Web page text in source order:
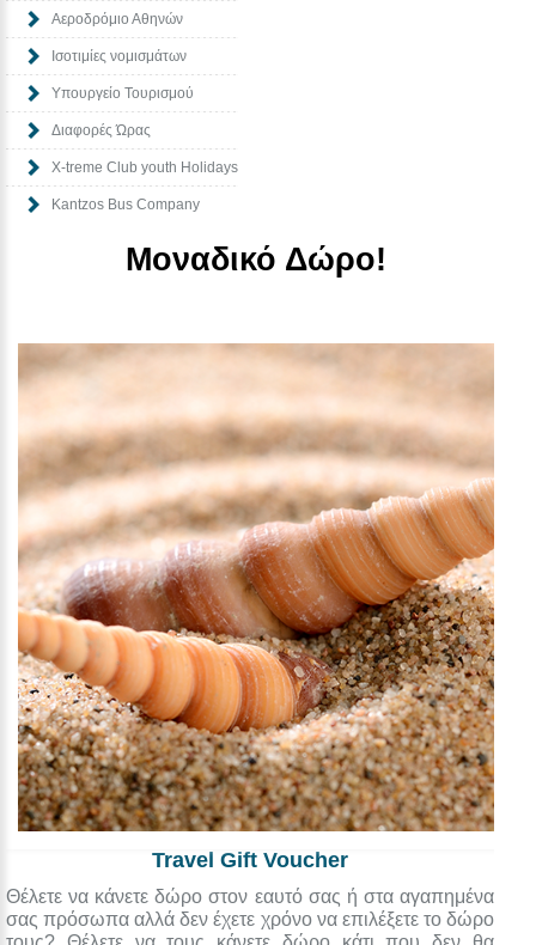
Αεροδρόμιο Αθηνών
Ισοτιμίες νομισμάτων
Υπουργείο Τουρισμού
Διαφορές Ώρας
Χ-treme Club youth Holidays
Kantzos Bus Company
Μοναδικό Δώρο!
Travel Gift Voucher
Θέλετε να κάνετε δώρο στον εαυτό σας ή στα αγαπημένα
σας πρόσωπα αλλά δεν έχετε χρόνο να επιλέξετε το δώρο